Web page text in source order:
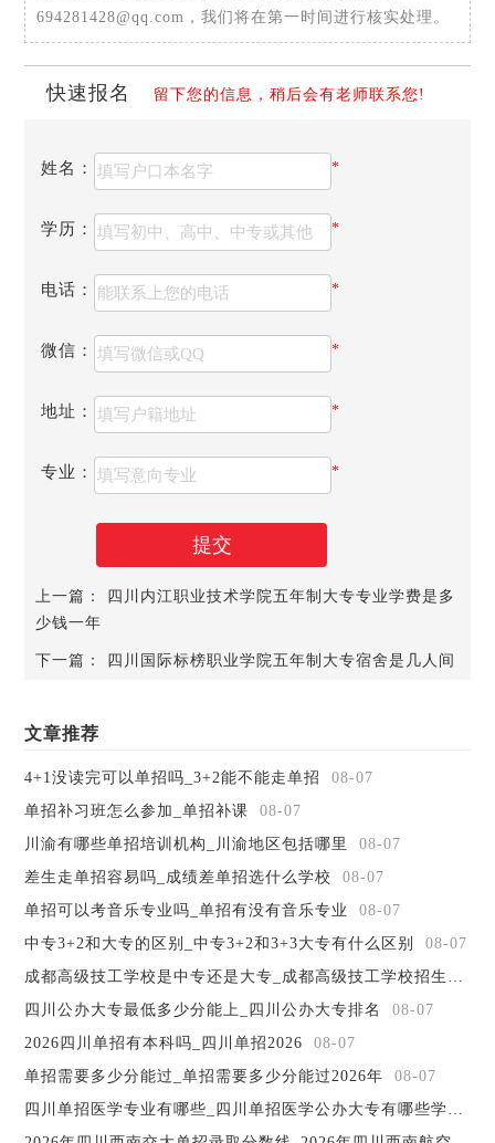
学生前三年在成都财贸职业中专学校(花牌坊校区)就读，
元/年。住宿费1000元/年。
四川财经职业学院五年制大专助学政策
四川财经职业学院建立较为完善的资助体系，实施了以国
家奖助学金、国家助学贷款、服义务兵役学费补偿贷款代
偿、就业资助金、勤工助学、校内奖学金、特殊困难补助等
学“绿色通道”，保障每位学生顺利入学。
四川财经职业学院创建于1963年，前身为四川财政学
校，隶属四川财政厅，是一所公办全日制普通高等职业院
校。学院地处享有“天府之国”美誉的四川成都龙泉驿区，占
质图书36.9万册。现有全日制在校生5541人，教职工340余
真实验室31个，所有教室和实验室均配有多媒体和空调，寝
系统。
学院以“立足财经、服务社会”为办学方向，以“理财至
范，打造西部一流”的总体办学目标，坚持学历教育与职业培
训并举，专业能力培养与人生发展基础并重，着力培养具有
社会责任感和就业创业能力的高素质高技能应用型人才。
近年来，国家教育部对于各省在教育的投资是非常大的，
贫困补助都一一实行，解决了绝大多数孩子的读书难度。
?
694281428@qq.com，我们将在第一时间进行核实处理。
快速报名 留下您的信息，稍后会有老师联系您!
姓名： *
学历： *
电话： *
微信： *
地址： *
专业： *
提交
上一篇：
四川内江职业技术学院五年制大专专业学费是多
少钱一年
下一篇： 四川国际标榜职业学院五年制大专宿舍是几人间
文章推荐
4+1没读完可以单招吗_3+2能不能走单招
08-07
单招补习班怎么参加_单招补课
08-07
川渝有哪些单招培训机构_川渝地区包括哪里
08-07
差生走单招容易吗_成绩差单招选什么学校
08-07
单招可以考音乐专业吗_单招有没有音乐专业
08-07
中专3+2和大专的区别_中专3+2和3+3大专有什么区别
08-07
成都高级技工学校是中专还是大专_成都高级技工学校招生简章
四川公办大专最低多少分能上_四川公办大专排名
08-07
2026四川单招有本科吗_四川单招2026
08-07
单招需要多少分能过_单招需要多少分能过2026年
08-07
四川单招医学专业有哪些_四川单招医学公办大专有哪些学校